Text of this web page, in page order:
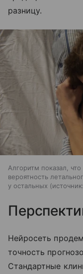
разницу.
Алгоритм показал,
вероятность
у остальных
источник:
Нейросеть
точность
Стандартные